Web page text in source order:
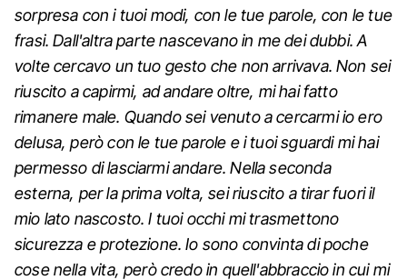
sorpresa con i tuoi modi, con le tue parole, con le tue
frasi. Dall'altra parte nascevano in me dei dubbi. A
volte cercavo un tuo gesto che non arrivava. Non sei
riuscito a capirmi, ad andare oltre, mi hai fatto
rimanere male. Quando sei venuto a cercarmi io ero
delusa, però con le tue parole e i tuoi sguardi mi hai
permesso di lasciarmi andare. Nella seconda
esterna, per la prima volta, sei riuscito a tirar fuori il
mio lato nascosto. I tuoi occhi mi trasmettono
sicurezza e protezione. Io sono convinta di poche
cose nella vita, però credo in quell'abbraccio in cui mi